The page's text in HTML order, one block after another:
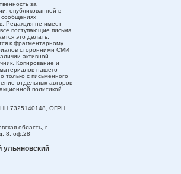
за
опубликованной в
сообщениях
Редакция не имеет
поступающие письма
это делать.
к фрагментарному
сторонними СМИ
активной
Копирование и
нашего
только с письменного
отдельных авторов
политикой
7325140148, ОГРН
область, г.
8, оф.28